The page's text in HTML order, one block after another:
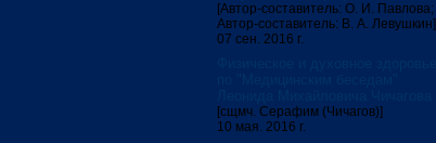
[Автор-составитель: О. И. Павлова;
Автор-составитель: В. А. Левушкин]
07 сен. 2016 г.
[сщмч. Серафим (Чичагов)]
10 мая. 2016 г.